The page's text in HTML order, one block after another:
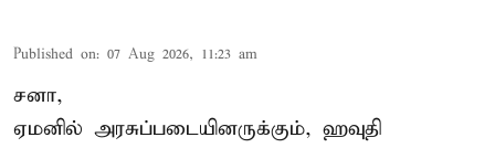
Published on: 07 Aug 2026, 11:23 am
சனா,
ஏமனில் அரசுப்படையினருக்கும், ஹவுதி